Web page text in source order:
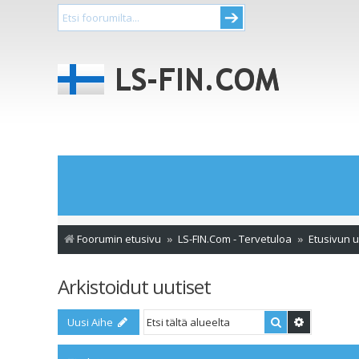
Foorumin etusivu LS-FIN.Com - Tervetuloa Etusivun
Arkistoidut uutiset
Uusi Aihe Etsi